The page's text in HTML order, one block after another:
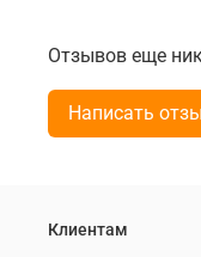
Отзывов еще
Написать
Клиентам